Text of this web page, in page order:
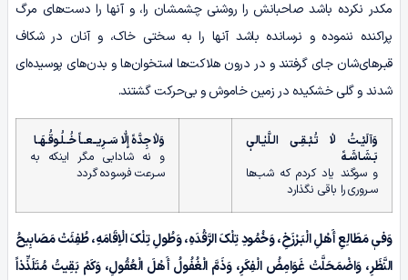
مکدر نکرده باشد صاحبانش را روشنی چشمشان را، و آنها را دست‌های مرگ
پراکنده ننموده و نرسانده باشد آنها را به سختی خاک، و آنان در شکاف
قبـرهای‌شان جای گرفتند و در درون هلاکت‌ها استخوان‌ها و بدن‌های پوسیده‌ای
شدند و گلی خشکیده در زمین خاموش و بی‌حرکت گشتند.
وَآلَیْـتُ لاٰ تُـبْـقِـی الـلَّیٰـالیٖ
بَـشَـاشَـهً
و سوگند یاد کردم که شب‌ها
سـروری را باقی نگذارد
وَلاٰ جِدَّهً إِلّٰا سَــرِیــعــاً خُــلُـوقُـهَــا
و نه شادابی مگر اینکه به
سـرعت فرسوده گردد
وَفیٖ مَطَالِعِ أَهْلِ الْبَـرْزَخِ، وَخُمُودِ تِلْکَ الرَّقْدَهِ، وَطُولِ تِلْکَ الْاِقَامَهِ، طُفِئَتْ مَصَابِیحُ
النَّظَرِ، وَاضْمَحَلَّتْ غَوَامِضُ الْفِکَرِ، وَذَمَّ الْغُفُولُ أَهْلَ الْعُقُولِ، وَکَمْ بَقِیتُ مُتَلَذِّذاً